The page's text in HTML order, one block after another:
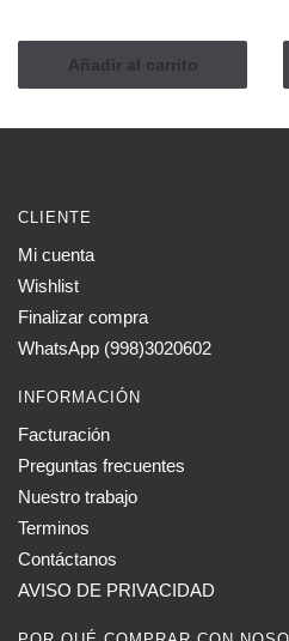
Añadir al carrito
CLIENTE
Mi cuenta
Wishlist
Finalizar compra
WhatsApp (998)3020602
INFORMACIÓN
Facturación
Preguntas frecuentes
Nuestro trabajo
Terminos
Contáctanos
AVISO DE PRIVACIDAD